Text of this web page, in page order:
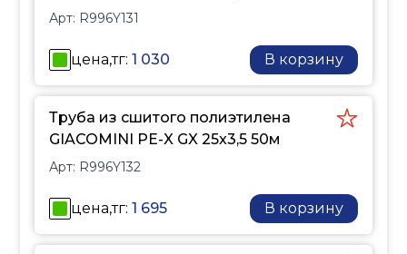
Все трубы R996
GIACOTHERM
производятся методом
экструзии с наружной
антидиффузионной
ISO 15875 и DIN 4726,
препятствующей
проникновению
Арт: R996Y131
цена,тг:1 030 В корзину
Труба из сшитого полиэтилена
GIACOMINI PE-X GX 25x3,5 50м
Арт: R996Y132
цена,тг:1 695 В корзину